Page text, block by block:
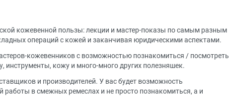
кожевенной пользы: лекции и мастер-показы по самым разным
операций с кожей и заканчивая юридическими аспектами.
кожевенников с возможностью познакомиться / посмотреть
инструменты, кожу и много-много других полезняшек.
и производителей. У вас будет возможность
работы в смежных ремеслах и не просто познакомиться, а и